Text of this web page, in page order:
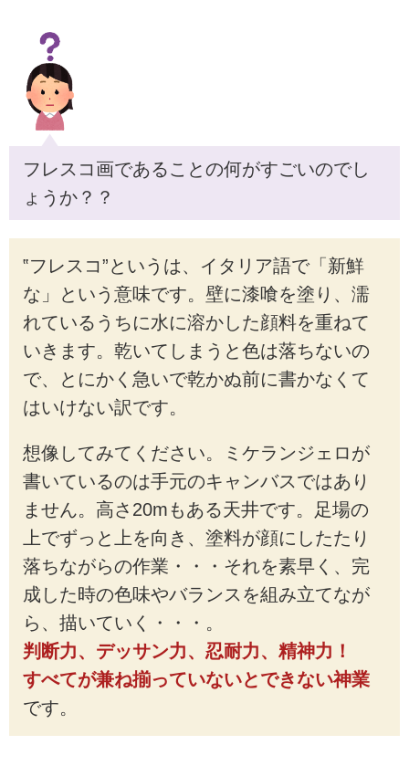
フレスコ画であることの何がすごいのでし
ょうか？？
‟フレスコ”というは、イタリア語で「新鮮
な」という意味です。壁に漆喰を塗り、濡
れているうちに水に溶かした顔料を重ねて
いきます。乾いてしまうと色は落ちないの
で、とにかく急いで乾かぬ前に書かなくて
はいけない訳です。
想像してみてください。ミケランジェロが
書いているのは手元のキャンバスではあり
ません。高さ20mもある天井です。足場の
上でずっと上を向き、塗料が顔にしたたり
落ちながらの作業・・・それを素早く、完
成した時の色味やバランスを組み立てなが
ら、描いていく・・・。
判断力、デッサン力、忍耐力、精神力！
すべてが兼ね揃っていないとできない神業
です。